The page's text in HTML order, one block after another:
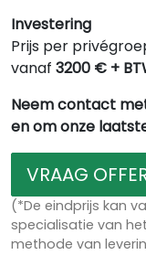
Investering
Prijs per
vanaf 3200 € +
Neem contact
en om onze
VRAAG
(*De eindprijs kan
specialisatie van
methode van